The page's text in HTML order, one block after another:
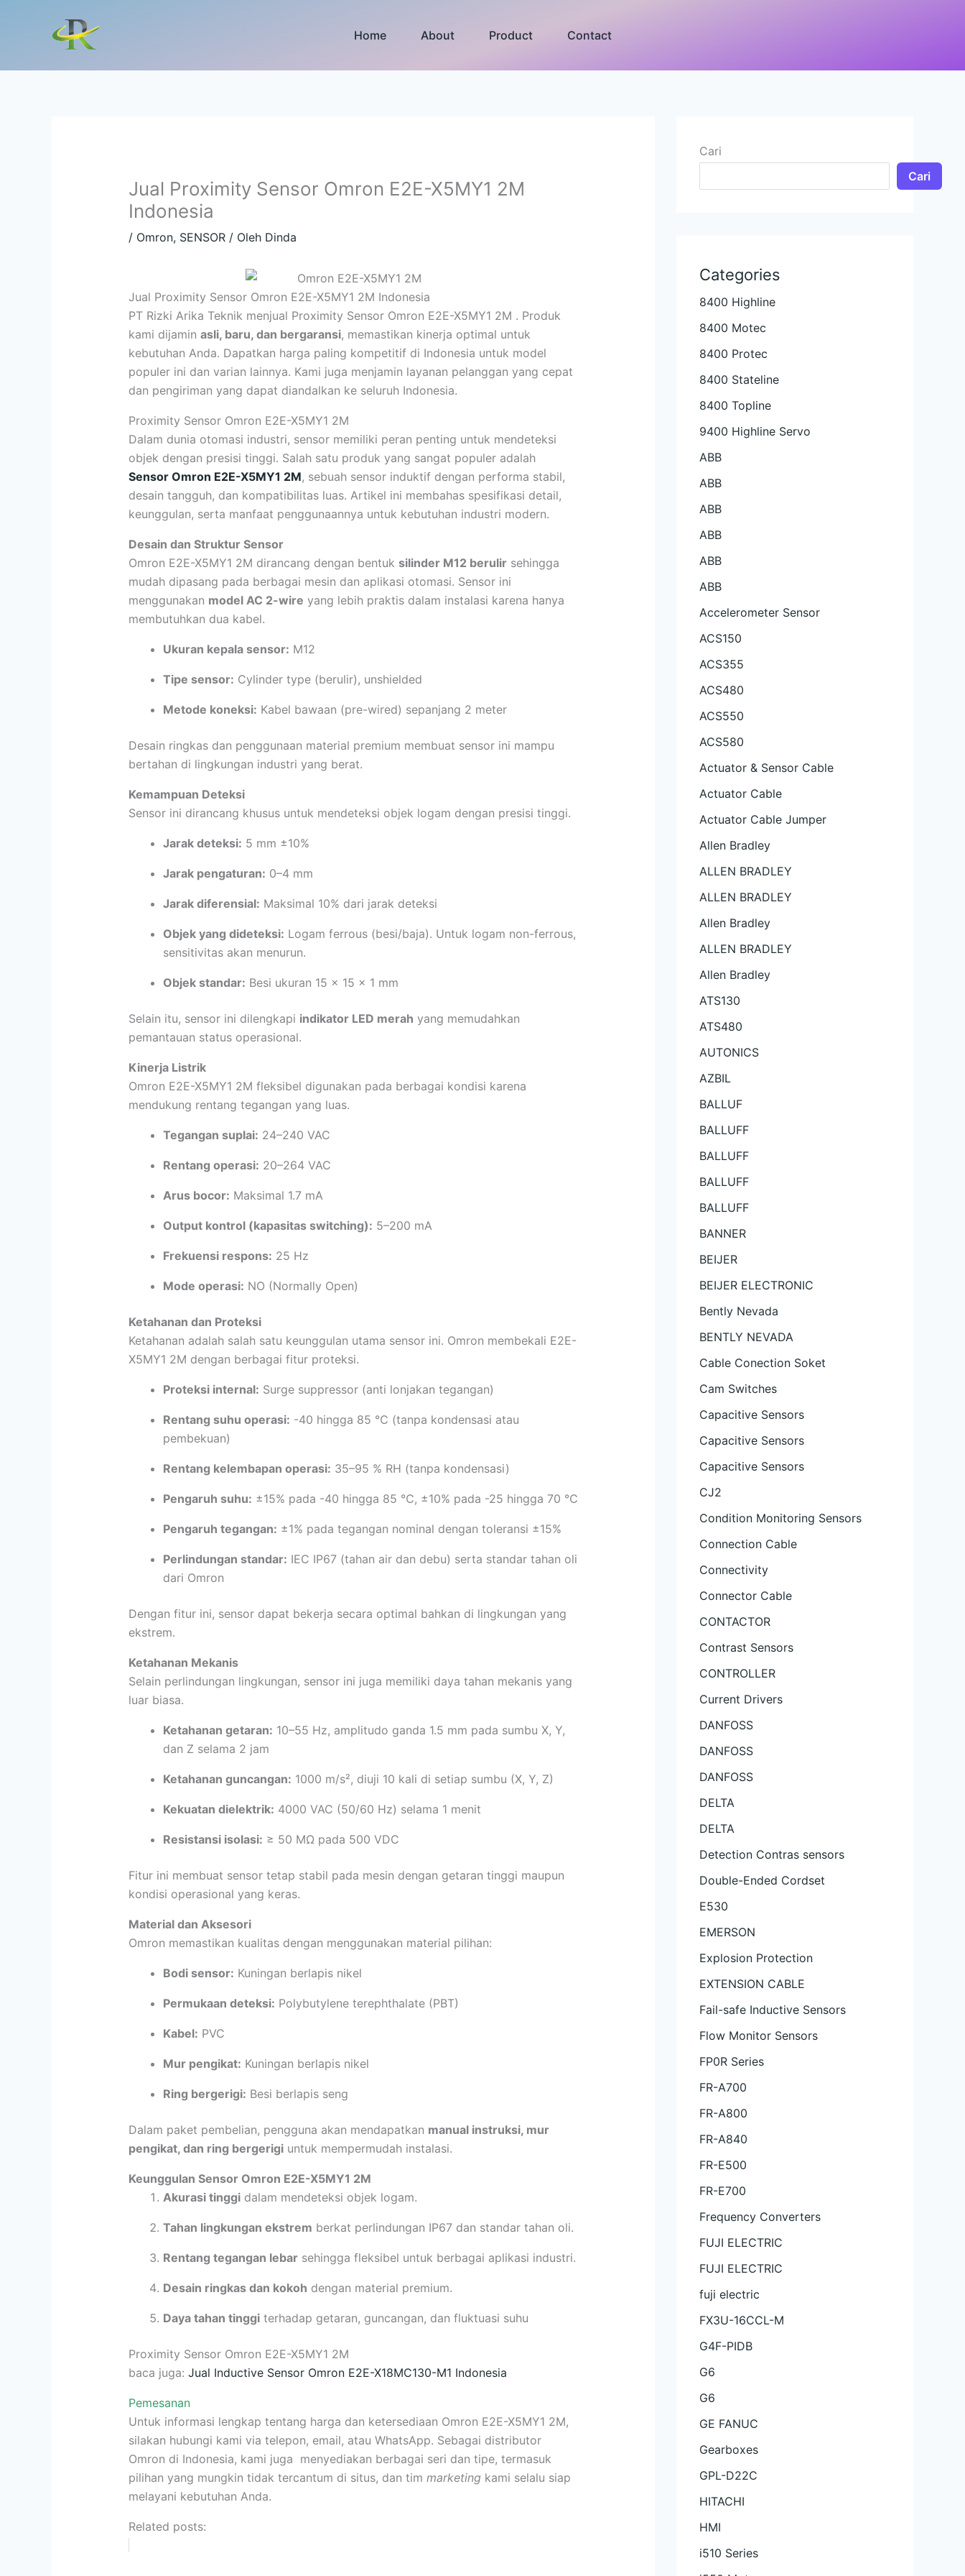
Home About Product Contact
Jual Proximity Sensor Omron E2E-X5MY1 2M
Indonesia
/ Omron, SENSOR/ Oleh Dinda
Jual Proximity Sensor Omron E2E-X5MY1 2M Indonesia
PT Rizki Arika Teknik menjual Proximity Sensor Omron E2E-X5MY1 2M . Produk
kami dijamin asli, baru, dan bergaransi, memastikan kinerja optimal untuk
kebutuhan Anda. Dapatkan harga paling kompetitif di Indonesia untuk model
populer ini dan varian lainnya. Kami juga menjamin layanan pelanggan yang cepat
dan pengiriman yang dapat diandalkan ke seluruh Indonesia.
Proximity Sensor Omron E2E-X5MY1 2M
Dalam dunia otomasi industri, sensor memiliki peran penting untuk mendeteksi
objek dengan presisi tinggi. Salah satu produk yang sangat populer adalah
Sensor Omron E2E-X5MY1 2M, sebuah sensor induktif dengan performa stabil,
desain tangguh, dan kompatibilitas luas. Artikel ini membahas spesifikasi detail,
keunggulan, serta manfaat penggunaannya untuk kebutuhan industri modern.
Desain dan Struktur Sensor
Omron E2E-X5MY1 2M dirancang dengan bentuk silinder M12 berulirsehingga
mudah dipasang pada berbagai mesin dan aplikasi otomasi. Sensor ini
menggunakan model AC 2-wire yang lebih praktis dalam instalasi karena hanya
membutuhkan dua kabel.
Ukuran kepala sensor: M12
Tipe sensor: Cylinder type (berulir), unshielded
Metode koneksi: Kabel bawaan (pre-wired) sepanjang 2 meter
Desain ringkas dan penggunaan material premium membuat sensor ini mampu
bertahan di lingkungan industri yang berat.
Kemampuan Deteksi
Sensor ini dirancang khusus untuk mendeteksi objek logam dengan presisi tinggi.
Jarak deteksi: 5 mm ±10%
Jarak pengaturan: 0–4 mm
Jarak diferensial: Maksimal 10% dari jarak deteksi
Objek yang dideteksi: Logam ferrous (besi/baja). Untuk logam non-ferrous,
sensitivitas akan menurun.
Objek standar: Besi ukuran 15 × 15 × 1 mm
Selain itu, sensor ini dilengkapi indikator LED merah yang memudahkan
pemantauan status operasional.
Kinerja Listrik
Omron E2E-X5MY1 2M fleksibel digunakan pada berbagai kondisi karena
mendukung rentang tegangan yang luas.
Tegangan suplai: 24–240 VAC
Rentang operasi: 20–264 VAC
Arus bocor: Maksimal 1.7 mA
Output kontrol (kapasitas switching): 5–200 mA
Frekuensi respons: 25 Hz
Mode operasi: NO (Normally Open)
Ketahanan dan Proteksi
Ketahanan adalah salah satu keunggulan utama sensor ini. Omron membekali E2E-
X5MY1 2M dengan berbagai fitur proteksi.
Proteksi internal: Surge suppressor (anti lonjakan tegangan)
Rentang suhu operasi: -40 hingga 85 ℃ (tanpa kondensasi atau
pembekuan)
Rentang kelembapan operasi: 35–95 % RH (tanpa kondensasi)
Pengaruh suhu: ±15% pada -40 hingga 85 ℃, ±10% pada -25 hingga 70 ℃
Pengaruh tegangan: ±1% pada tegangan nominal dengan toleransi ±15%
Perlindungan standar: IEC IP67 (tahan air dan debu) serta standar tahan oli
dari Omron
Dengan fitur ini, sensor dapat bekerja secara optimal bahkan di lingkungan yang
ekstrem.
Ketahanan Mekanis
Selain perlindungan lingkungan, sensor ini juga memiliki daya tahan mekanis yang
luar biasa.
Ketahanan getaran: 10–55 Hz, amplitudo ganda 1.5 mm pada sumbu X, Y,
dan Z selama 2 jam
Ketahanan guncangan: 1000 m/s², diuji 10 kali di setiap sumbu (X, Y, Z)
Kekuatan dielektrik: 4000 VAC (50/60 Hz) selama 1 menit
Resistansi isolasi: ≥ 50 MΩ pada 500 VDC
Fitur ini membuat sensor tetap stabil pada mesin dengan getaran tinggi maupun
kondisi operasional yang keras.
Material dan Aksesori
Omron memastikan kualitas dengan menggunakan material pilihan:
Bodi sensor: Kuningan berlapis nikel
Permukaan deteksi: Polybutylene terephthalate (PBT)
Kabel: PVC
Mur pengikat: Kuningan berlapis nikel
Ring bergerigi: Besi berlapis seng
Dalam paket pembelian, pengguna akan mendapatkan manual instruksi, mur
pengikat, dan ring bergerigiuntuk mempermudah instalasi.
Keunggulan Sensor Omron E2E-X5MY1 2M
Akurasi tinggidalam mendeteksi objek logam.
Tahan lingkungan ekstrem berkat perlindungan IP67 dan standar tahan oli.
Rentang tegangan lebarsehingga fleksibel untuk berbagai aplikasi industri.
Desain ringkas dan kokoh dengan material premium.
Daya tahan tinggiterhadap getaran, guncangan, dan fluktuasi suhu
Proximity Sensor Omron E2E-X5MY1 2M
baca juga: Jual Inductive Sensor Omron E2E-X18MC130-M1 Indonesia
Pemesanan
Untuk informasi lengkap tentang harga dan ketersediaan Omron E2E-X5MY1 2M,
silakan hubungi kami via telepon, email, atau WhatsApp. Sebagai distributor
Omron di Indonesia, kami juga menyediakan berbagai seri dan tipe, termasuk
pilihan yang mungkin tidak tercantum di situs, dan tim marketing kami selalu siap
melayani kebutuhan Anda.
Related posts:
Cari
Cari
Categories
8400 Highline
8400 Motec
8400 Protec
8400 Stateline
8400 Topline
9400 Highline Servo
ABB
ABB
ABB
ABB
ABB
ABB
Accelerometer Sensor
ACS150
ACS355
ACS480
ACS550
ACS580
Actuator & Sensor Cable
Actuator Cable
Actuator Cable Jumper
Allen Bradley
ALLEN BRADLEY
ALLEN BRADLEY
Allen Bradley
ALLEN BRADLEY
Allen Bradley
ATS130
ATS480
AUTONICS
AZBIL
BALLUF
BALLUFF
BALLUFF
BALLUFF
BALLUFF
BANNER
BEIJER
BEIJER ELECTRONIC
Bently Nevada
BENTLY NEVADA
Cable Conection Soket
Cam Switches
Capacitive Sensors
Capacitive Sensors
Capacitive Sensors
CJ2
Condition Monitoring Sensors
Connection Cable
Connectivity
Connector Cable
CONTACTOR
Contrast Sensors
CONTROLLER
Current Drivers
DANFOSS
DANFOSS
DANFOSS
DELTA
DELTA
Detection Contras sensors
Double-Ended Cordset
E530
EMERSON
Explosion Protection
EXTENSION CABLE
Fail-safe Inductive Sensors
Flow Monitor Sensors
FP0R Series
FR-A700
FR-A800
FR-A840
FR-E500
FR-E700
Frequency Converters
FUJI ELECTRIC
FUJI ELECTRIC
fuji electric
FX3U-16CCL-M
G4F-PIDB
G6
G6
GE FANUC
Gearboxes
GPL-D22C
HITACHI
HMI
i510 Series